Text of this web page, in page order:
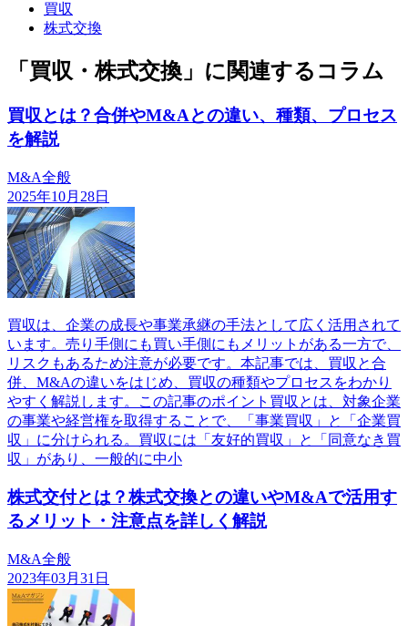
買収
株式交換
「買収・株式交換」に関連するコラム
買収とは？合併やM&Aとの違い、種類、プロセス
を解説
M&A全般
2025年10月28日
買収は、企業の成長や事業承継の手法として広く活用されて
います。売り手側にも買い手側にもメリットがある一方で、
リスクもあるため注意が必要です。本記事では、買収と合
併、M&Aの違いをはじめ、買収の種類やプロセスをわかり
やすく解説します。この記事のポイント買収とは、対象企業
の事業や経営権を取得することで、「事業買収」と「企業買
収」に分けられる。買収には「友好的買収」と「同意なき買
収」があり、一般的に中小
株式交付とは？株式交換との違いやM&Aで活用す
るメリット・注意点を詳しく解説
M&A全般
2023年03月31日